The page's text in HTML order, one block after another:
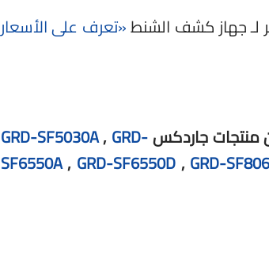
لـ جهاز كشف الشنط«تعرف على الأسعار
منتجات جاردكس
GRD-SF5030A,GRD-
SF6550A, GRD-SF6550D,GRD-